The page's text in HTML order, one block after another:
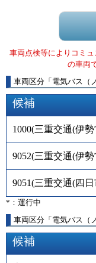
車両点検等によりコミ
の車両
車両区分 「 電気バス（
候補
1000(三重交通(伊
9052(三重交通(伊
9051(三重交通(四
*：運行中
車両区分「電気バス（
候補